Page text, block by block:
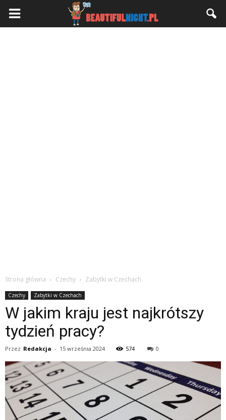
Strona główna Czechy Zabytki w Czechach
Czechy Zabytki w Czechach
W jakim kraju jest najkrótszy
tydzień pracy?
Przez Redakcja - 15 września 2024 574 0